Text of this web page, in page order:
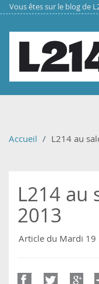
Aller au contenu
Vous êtes sur le blog de
Accueil L214 au
L214 au
2013
Article du Mardi 19